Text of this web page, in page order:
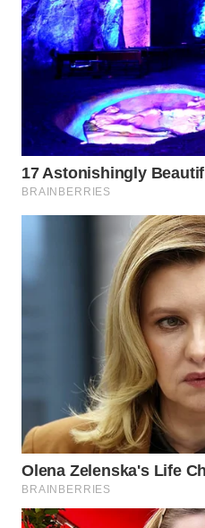
NIAS
WN
LANGKAT
WN
TAPANULI
SELATAN
WN
SIMALUNGUN
WN
LABUHANBATU
TAPANULI